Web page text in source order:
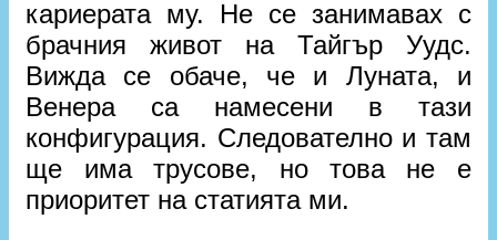
кариерата му. Не се занимавах с
брачния живот на Тайгър Уудс.
Вижда се обаче, че и Луната, и
Венера са намесени в тази
конфигурация. Следователно и там
ще има трусове, но това не е
приоритет на статията ми.